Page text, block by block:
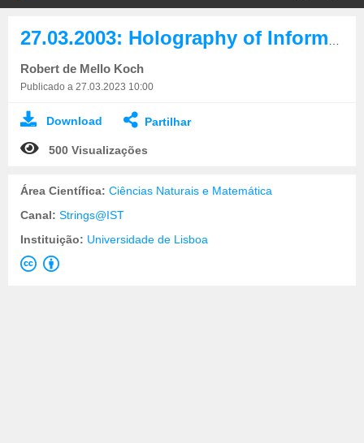
Robert de Mello Koch
Publicado a 27.03.2023 10:00
Download Partilhar
500 Visualizações
Área Científica: Ciências Naturais e Matemática
Canal: Strings@IST
Instituição: Universidade de Lisboa